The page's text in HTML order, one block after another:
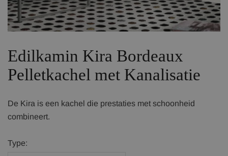
Edilkamin Kira Bordeaux
Pelletkachel met Kanalisatie
De Kira is een kachel die prestaties met schoonheid
combineert.
Type: